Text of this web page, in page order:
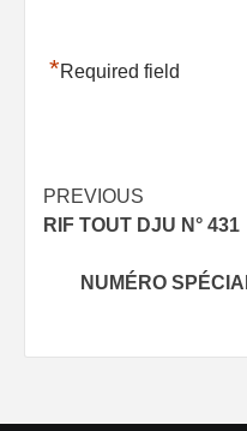
*Required field
Post
navigation
PREVIOUS
RIF TOUT DJU N° 431
NUMÉRO